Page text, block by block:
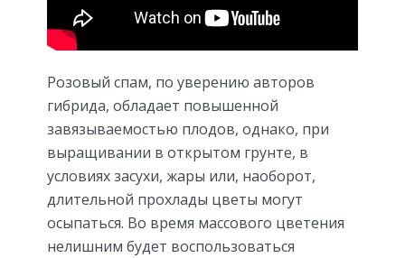
Розовый спам, по уверению авторов
гибрида, обладает повышенной
завязываемостью плодов, однако, при
выращивании в открытом грунте, в
условиях засухи, жары или, наоборот,
длительной прохлады цветы могут
осыпаться. Во время массового цветения
нелишним будет воспользоваться